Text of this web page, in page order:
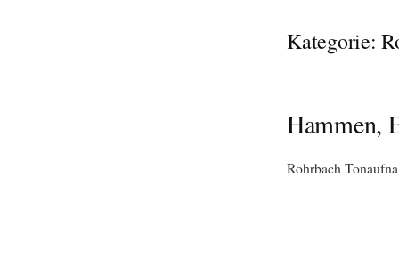
Kategorie:
Hammen,
Rohrbach